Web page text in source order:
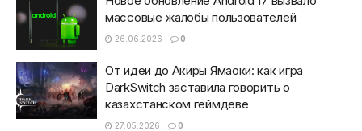
массовые жалобы пользователей
26.06.2026 0
От идеи до Акиры Ямаоки: как игра
DarkSwitch заставила говорить о
казахстанском геймдеве
27.05.2026 0